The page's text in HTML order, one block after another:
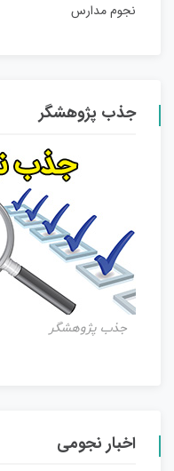
نجوم مدارس
جذب پژوهشگر
جذب پژوهشگر
اخبار نجومی